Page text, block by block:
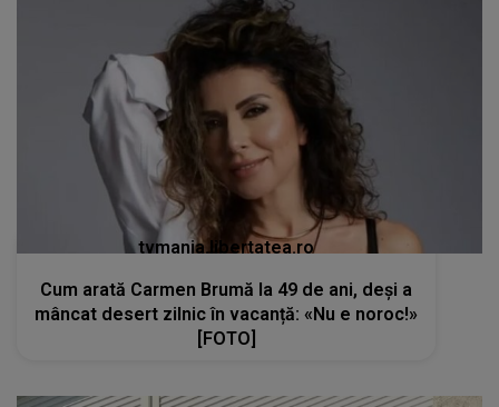
tvmania.libertatea.ro
Cum arată Carmen Brumă la 49 de ani, deși a
mâncat desert zilnic în vacanță: «Nu e noroc!»
[FOTO]